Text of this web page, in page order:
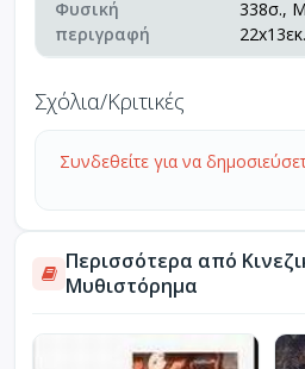
Φυσική
περιγραφή
338σ.,
22x13εκ.
Σχόλια/Κριτικές
Συνδεθείτε για να
Περισσότερα από
Μυθιστόρημα